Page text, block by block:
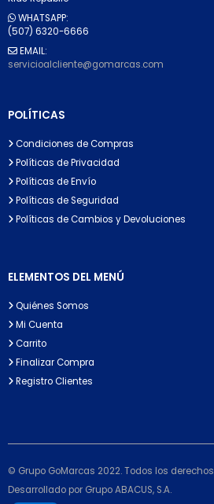
WHATSAPP:
(507) 6320-6666
EMAIL:
servicioalcliente@gomarcas.com
POLÍTICAS
Condiciones de Compras
Políticas de Privacidad
Políticas de Envío
Políticas de Seguridad
Políticas de Cambios y Devoluciones
ELEMENTOS DEL MENÚ
Quiénes Somos
Mi Cuenta
Carrito
Finalizar Compra
Registro Clientes
© Grupo GoMarcas 2022. Todos los
Desarrollado por Grupo ABACUS, S.A.